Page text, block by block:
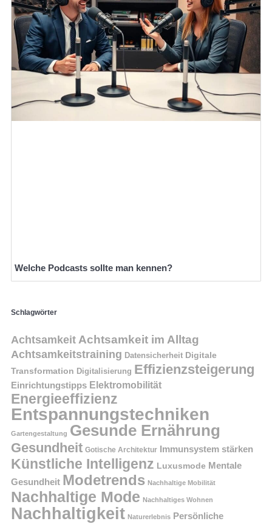
Welche Podcasts sollte man kennen?
Schlagwörter
Achtsamkeit Achtsamkeit im Alltag
Achtsamkeitstraining Datensicherheit Digitale
Transformation Digitalisierung Effizienzsteigerung
Einrichtungstipps Elektromobilität
Energieeffizienz
Entspannungstechniken
Gartengestaltung Gesunde Ernährung
Gesundheit Gotische Architektur Immunsystem stärken
Künstliche Intelligenz Luxusmode Mentale
Gesundheit Modetrends Nachhaltige Mobilität
Nachhaltige Mode Nachhaltiges Wohnen
Nachhaltigkeit Naturerlebnis Persönliche